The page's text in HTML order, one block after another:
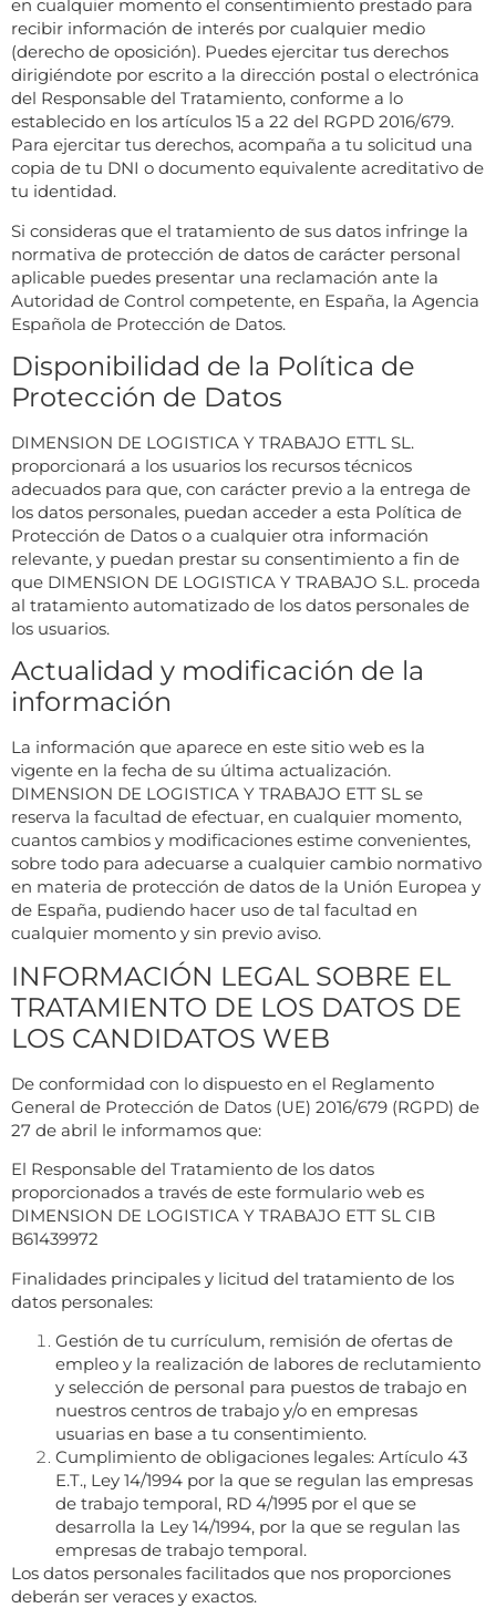
en cualquier momento el consentimiento prestado para
recibir información de interés por cualquier medio
(derecho de oposición). Puedes ejercitar tus derechos
dirigiéndote por escrito a la dirección postal o electrónica
del Responsable del Tratamiento, conforme a lo
establecido en los artículos 15 a 22 del RGPD 2016/679.
Para ejercitar tus derechos, acompaña a tu solicitud una
copia de tu DNI o documento equivalente acreditativo de
tu identidad.
Si consideras que el tratamiento de sus datos infringe la
normativa de protección de datos de carácter personal
aplicable puedes presentar una reclamación ante la
Autoridad de Control competente, en España, la Agencia
Española de Protección de Datos.
Disponibilidad de la Política de
Protección de Datos
DIMENSION DE LOGISTICA Y TRABAJO ETTL SL.
proporcionará a los usuarios los recursos técnicos
adecuados para que, con carácter previo a la entrega de
los datos personales, puedan acceder a esta Política de
Protección de Datos o a cualquier otra información
relevante, y puedan prestar su consentimiento a fin de
que DIMENSION DE LOGISTICA Y TRABAJO S.L. proceda
al tratamiento automatizado de los datos personales de
los usuarios.
Actualidad y modificación de la
información
La información que aparece en este sitio web es la
vigente en la fecha de su última actualización.
DIMENSION DE LOGISTICA Y TRABAJO ETT SL se
reserva la facultad de efectuar, en cualquier momento,
cuantos cambios y modificaciones estime convenientes,
sobre todo para adecuarse a cualquier cambio normativo
en materia de protección de datos de la Unión Europea y
de España, pudiendo hacer uso de tal facultad en
cualquier momento y sin previo aviso.
INFORMACIÓN LEGAL SOBRE EL
TRATAMIENTO DE LOS DATOS DE
LOS CANDIDATOS WEB
De conformidad con lo dispuesto en el Reglamento
General de Protección de Datos (UE) 2016/679 (RGPD) de
27 de abril le informamos que:
El Responsable del Tratamiento de los datos
proporcionados a través de este formulario web es
DIMENSION DE LOGISTICA Y TRABAJO ETT SL CIB
B61439972
Finalidades principales y licitud del tratamiento de los
datos personales:
Gestión de tu currículum, remisión de ofertas de
empleo y la realización de labores de reclutamiento
y selección de personal para puestos de trabajo en
nuestros centros de trabajo y/o en empresas
usuarias en base a tu consentimiento.
Cumplimiento de obligaciones legales: Artículo 43
E.T., Ley 14/1994 por la que se regulan las empresas
de trabajo temporal, RD 4/1995 por el que se
desarrolla la Ley 14/1994, por la que se regulan las
empresas de trabajo temporal.
Los datos personales facilitados que nos proporciones
deberán ser veraces y exactos.